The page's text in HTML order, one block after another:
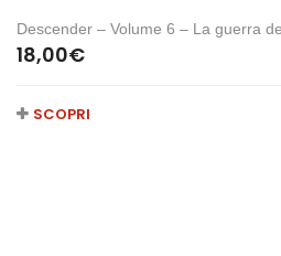
Descender – Volume 6 – La guerra
18,00€
SCOPRI